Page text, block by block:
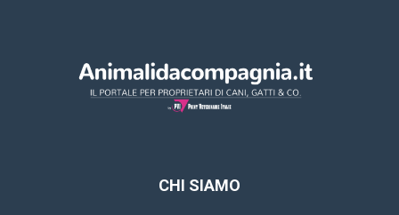
CHI SIAMO